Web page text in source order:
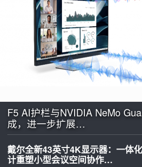
F5 AI护栏与NVIDIA NeMo
成，进一步扩展…
戴尔全新43英寸4K显示器：一体
计重塑小型会议空间协作…